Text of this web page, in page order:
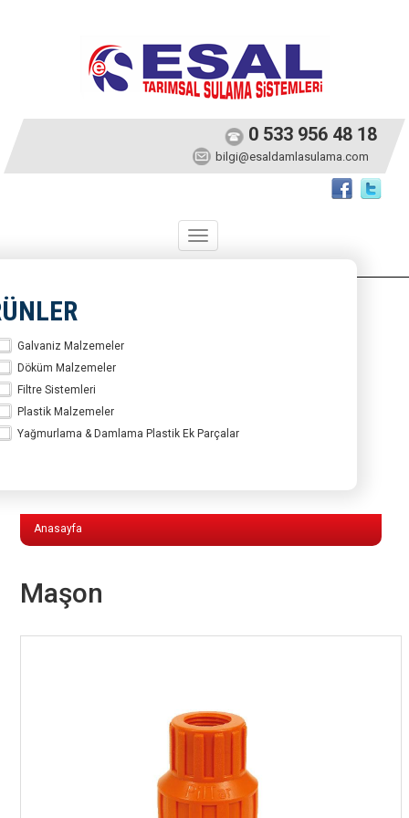
0 533 956 48 18
bilgi@esaldamlasulama.com
Toggle
navigation
Galvaniz Malzemeler
Döküm Malzemeler
Filtre Sistemleri
Plastik Malzemeler
Yağmurlama & Damlama Plastik Ek Parçalar
Anasayfa
Maşon